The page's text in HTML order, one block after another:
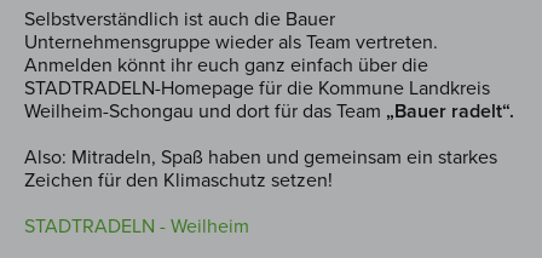
Selbstverständlich ist auch die Bauer
Unternehmensgruppe wieder als Team vertreten.
Anmelden könnt ihr euch ganz einfach über die
STADTRADELN-Homepage für die Kommune Landkreis
Weilheim-Schongau und dort für das Team „Bauer radelt“.
Also: Mitradeln, Spaß haben und gemeinsam ein starkes
Zeichen für den Klimaschutz setzen!
STADTRADELN - Weilheim